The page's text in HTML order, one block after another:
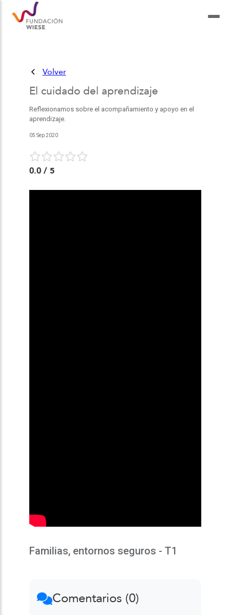
Volver
El cuidado del aprendizaje
Reflexionamos sobre el acompañamiento y apoyo en el
aprendizaje.
05 Sep 2020
0.0/ 5
Familias, entornos seguros - T1
Comentarios (0)